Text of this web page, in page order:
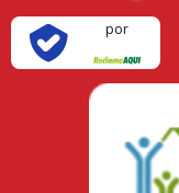
por